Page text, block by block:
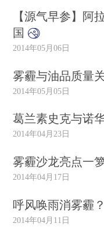
【源气早参】阿
国
2014年05月06日
雾霾与油品质量
2014年05月05日
葛兰素史克与诺
2014年04月23日
雾霾沙龙亮点一
2014年04月17日
呼风唤雨消雾霾？
2014年04月11日